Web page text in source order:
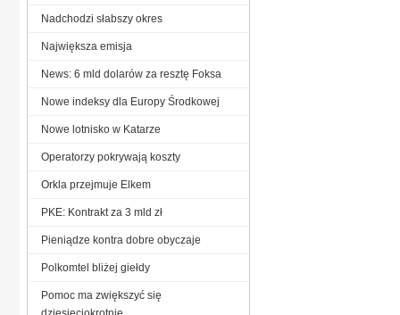
Nadchodzi słabszy okres
Największa emisja
News: 6 mld dolarów za resztę Foksa
Nowe indeksy dla Europy Środkowej
Nowe lotnisko w Katarze
Operatorzy pokrywają koszty
Orkla przejmuje Elkem
PKE: Kontrakt za 3 mld zł
Pieniądze kontra dobre obyczaje
Polkomtel bliżej giełdy
Pomoc ma zwiększyć się